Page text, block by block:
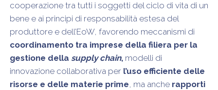
cooperazione tra tutti i soggetti del ciclo di vita di un
bene e ai principi di responsabilità estesa del
produttore e dell’EoW, favorendo meccanismi di
coordinamento tra imprese della filiera per la
gestione della supply chain, modelli di
innovazione collaborativa per l’uso efficiente delle
risorse e delle materie prime, ma anche rapporti